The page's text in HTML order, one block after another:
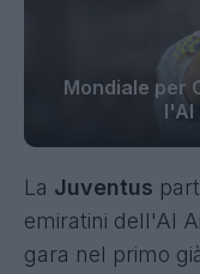
Mondiale per
l'Al
La Juventus
emiratini dell'Al
gara nel primo